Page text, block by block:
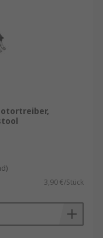
3,90 €/Stück